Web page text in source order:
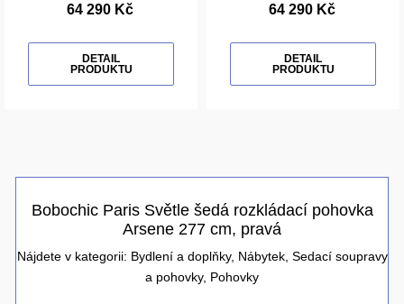
64 290 Kč
DETAIL
PRODUKTU
64 290 Kč
DETAIL
PRODUKTU
Bobochic Paris Světle šedá rozkládací pohovka
Arsene 277 cm, pravá
Nájdete v kategorii: Bydlení a doplňky, Nábytek, Sedací soupravy
a pohovky, Pohovky